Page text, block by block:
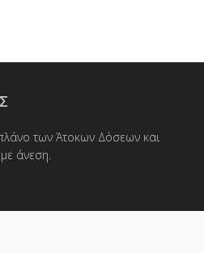
πλάνο των Άτοκων Δόσεων και
άνεση.